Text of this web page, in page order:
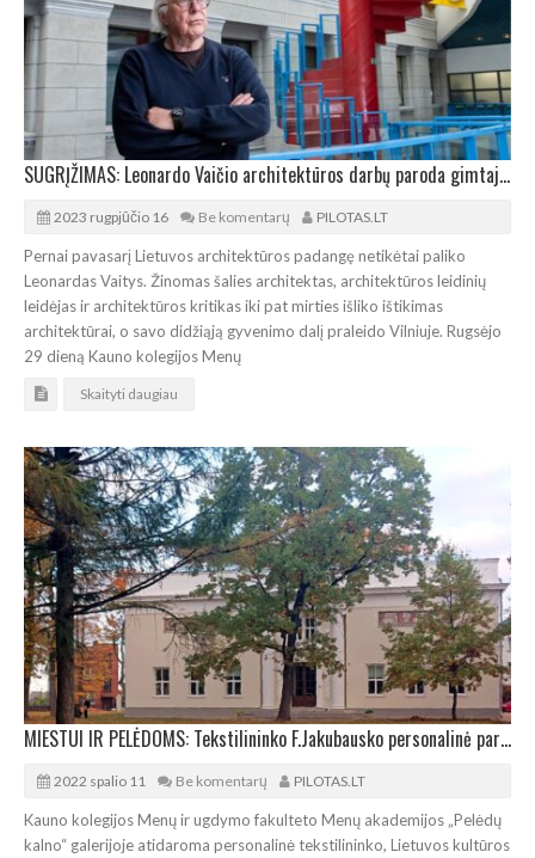
SUGRĮŽIMAS: Leonardo Vaičio architektūros darbų paroda gimtajame Kaune
2023 rugpjūčio 16 Be komentarų PILOTAS.LT
Pernai pavasarį Lietuvos architektūros padangę netikėtai paliko
Leonardas Vaitys. Žinomas šalies architektas, architektūros leidinių
leidėjas ir architektūros kritikas iki pat mirties išliko ištikimas
architektūrai, o savo didžiąją gyvenimo dalį praleido Vilniuje. Rugsėjo
29 dieną Kauno kolegijos Menų
Skaityti daugiau
MIESTUI IR PELĖDOMS: Tekstilininko F.Jakubausko personalinė paroda ant Pelėdų kalno
2022 spalio 11 Be komentarų PILOTAS.LT
Kauno kolegijos Menų ir ugdymo fakulteto Menų akademijos „Pelėdų
kalno“ galerijoje atidaroma personalinė tekstilininko, Lietuvos kultūros